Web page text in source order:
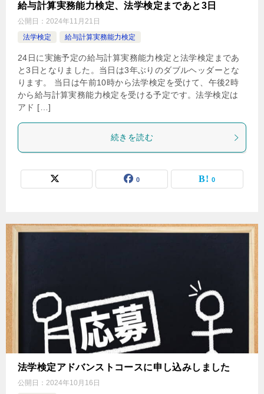
給与計算実務能力検定、法学検定まであと3日
公開日： 2024年11月21日
法学検定
給与計算実務能力検定
24日に実施予定の給与計算実務能力検定と法学検定まであ
と3日となりました。当日は3年ぶりのダブルヘッダーとな
ります。 当日は午前10時から法学検定を受けて、午後2時
から給与計算実務能力検定を受ける予定です。法学検定は
アド […]
続きを読む
0 0
法学検定アドバンストコースに申し込みしました
公開日： 2024年10月16日